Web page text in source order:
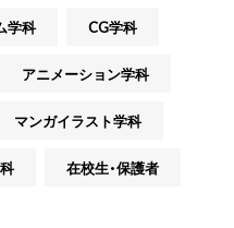
学科 CG学科
アニメーション学科
マンガイラスト学科
在校生・保護者